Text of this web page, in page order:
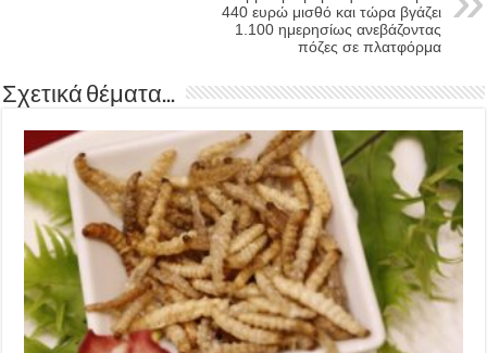
440 ευρώ μισθό και τώρα βγάζει
1.100 ημερησίως ανεβάζοντας
πόζες σε πλατφόρμα
Σχετικά θέματα...